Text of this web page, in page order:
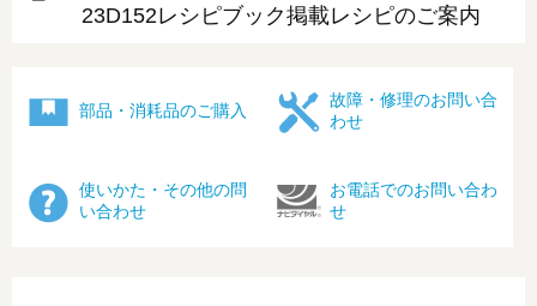
23D152レシピブック掲載レシピのご案内
部品・消耗品のご購入
故障・修理のお問い合
わせ
使いかた・その他の問
い合わせ
お電話でのお問い合わ
せ